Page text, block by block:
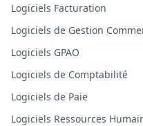
Logiciels Facturation
Logiciels de Gestion
Logiciels GPAO
Logiciels de Comptabilité
Logiciels de Paie
Logiciels Ressources